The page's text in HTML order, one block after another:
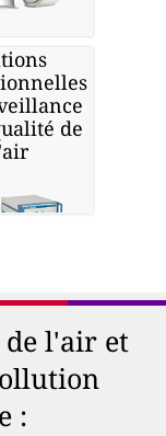
de
l'air et
: